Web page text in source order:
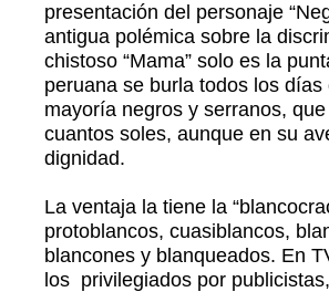
presentación del personaje
antigua polémica sobre la
chistoso “Mama” solo es la
peruana se burla todos los
mayoría negros y serranos,
cuantos soles, aunque en su
dignidad.
La ventaja la tiene la
protoblancos, cuasiblancos,
blancones y blanqueados. En
los privilegiados por